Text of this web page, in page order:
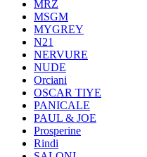
MRZ
MSGM
MYGREY
N21
NERVURE
NUDE
Orciani
OSCAR TIYE
PANICALE
PAUL & JOE
Prosperine
Rindi